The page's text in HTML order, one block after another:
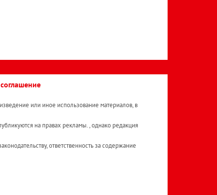
или иное использование материалов, в
на правах рекламы. , однако редакция
ответственность за содержание